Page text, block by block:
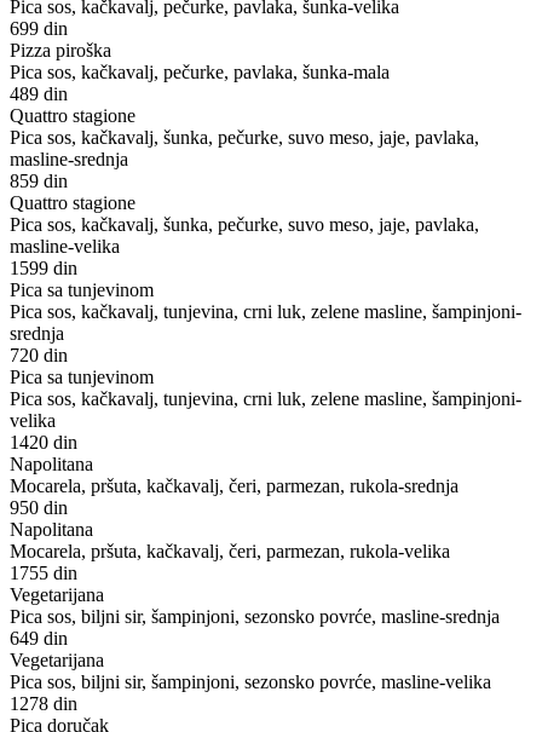
Pica sos, kačkavalj, pečurke, pavlaka, šunka-velika
699 din
Pizza piroška
Pica sos, kačkavalj, pečurke, pavlaka, šunka-mala
489 din
Quattro stagione
Pica sos, kačkavalj, šunka, pečurke, suvo meso, jaje, pavlaka,
masline-srednja
859 din
Quattro stagione
Pica sos, kačkavalj, šunka, pečurke, suvo meso, jaje, pavlaka,
masline-velika
1599 din
Pica sa tunjevinom
Pica sos, kačkavalj, tunjevina, crni luk, zelene masline, šampinjoni-
srednja
720 din
Pica sa tunjevinom
Pica sos, kačkavalj, tunjevina, crni luk, zelene masline, šampinjoni-
velika
1420 din
Napolitana
Mocarela, pršuta, kačkavalj, čeri, parmezan, rukola-srednja
950 din
Napolitana
Mocarela, pršuta, kačkavalj, čeri, parmezan, rukola-velika
1755 din
Vegetarijana
Pica sos, biljni sir, šampinjoni, sezonsko povrće, masline-srednja
649 din
Vegetarijana
Pica sos, biljni sir, šampinjoni, sezonsko povrće, masline-velika
1278 din
Pica doručak